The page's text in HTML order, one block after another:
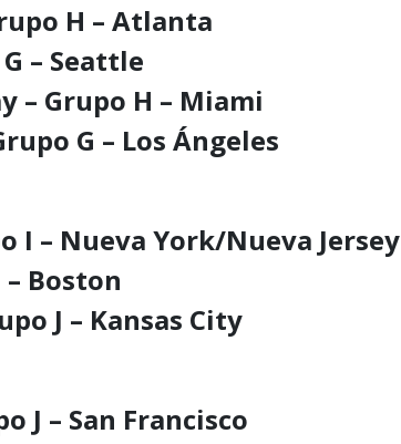
H – Atlanta
– Seattle
– Grupo H – Miami
G – Los Ángeles
I – Nueva York/Nueva Jersey
Boston
J – Kansas City
J – San Francisco